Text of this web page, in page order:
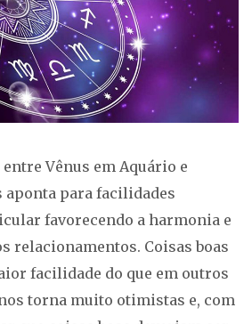
Vênus em Aquário e
aponta para facilidades
favorecendo a harmonia e
relacionamentos. Coisas boas
facilidade do que em outros
torna muito otimistas e, com